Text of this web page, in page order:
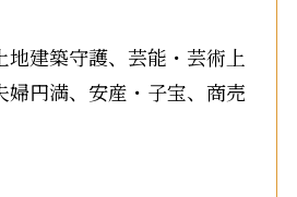
地建築守護、芸能・芸術上
婦円満、安産・子宝、商売